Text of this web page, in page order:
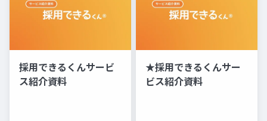
採用できるくんサービ
ス紹介資料
★採用できるくんサー
ビス紹介資料